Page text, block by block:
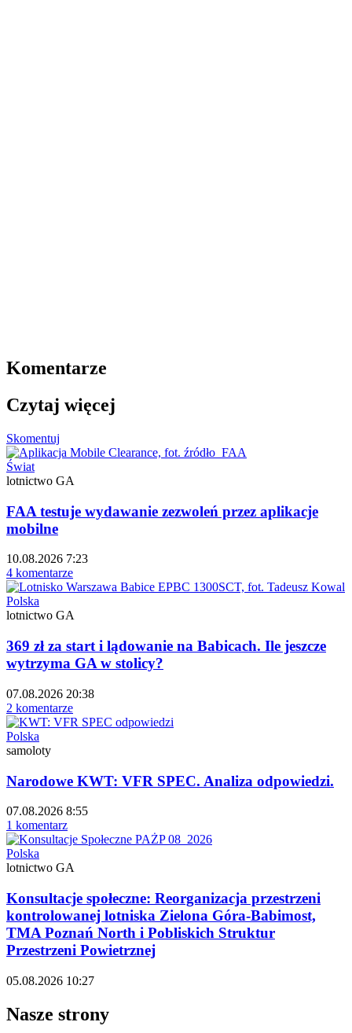
Komentarze
Czytaj więcej
Skomentuj
Świat
lotnictwo GA
FAA testuje wydawanie zezwoleń przez aplikacje
mobilne
10.08.2026 7:23
4 komentarze
Polska
lotnictwo GA
369 zł za start i lądowanie na Babicach. Ile jeszcze
wytrzyma GA w stolicy?
07.08.2026 20:38
2 komentarze
Polska
samoloty
Narodowe KWT: VFR SPEC. Analiza odpowiedzi.
07.08.2026 8:55
1 komentarz
Polska
lotnictwo GA
Konsultacje społeczne: Reorganizacja przestrzeni
kontrolowanej lotniska Zielona Góra-Babimost,
TMA Poznań North i Pobliskich Struktur
Przestrzeni Powietrznej
05.08.2026 10:27
Nasze strony